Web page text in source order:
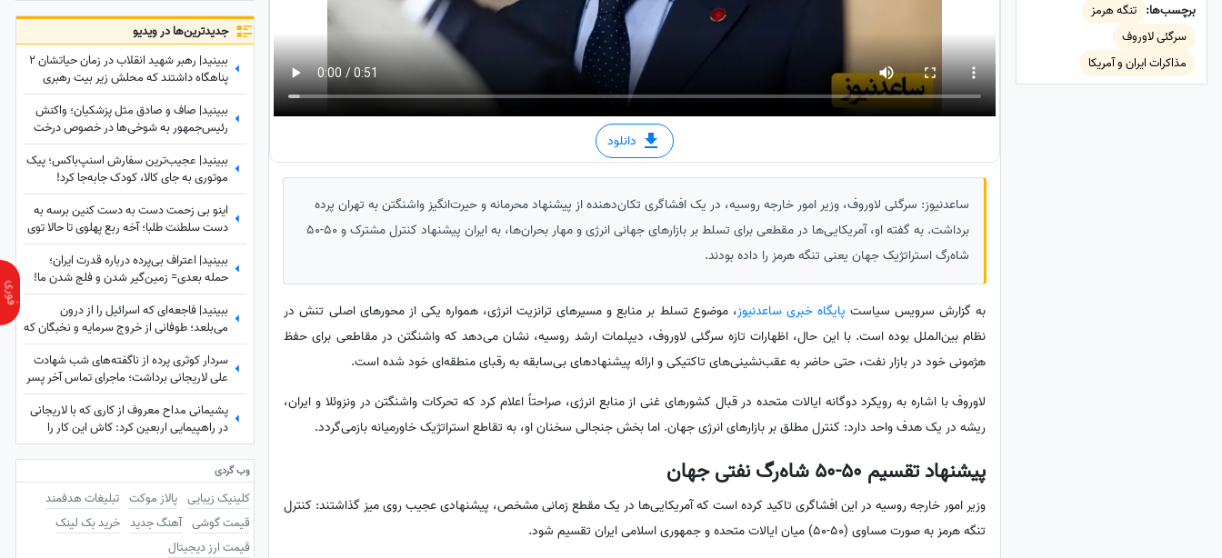
دانلود
ساعدنیوز: سرگئی لاوروف، وزیر امور خارجه روسیه، در یک افشاگری تکان‌دهنده از پیشنهاد محرمانه و حیرت‌انگیز واشنگتن به تهران پرده
برداشت. به گفته او، آمریکایی‌ها در مقطعی برای تسلط بر بازارهای جهانی انرژی و مهار بحران‌ها، به ایران پیشنهاد کنترل مشترک و 50-50
شاه‌رگ استراتژیک جهان یعنی تنگه هرمز را داده بودند.
به گزارش سرویس سیاست پایگاه خبری ساعدنیوز،‌ موضوع تسلط بر منابع و مسیرهای ترانزیت انرژی، همواره یکی از محورهای اصلی تنش در
نظام بین‌الملل بوده است. با این حال، اظهارات تازه سرگئی لاوروف، دیپلمات ارشد روسیه، نشان می‌دهد که واشنگتن در مقاطعی برای حفظ
هژمونی خود در بازار نفت، حتی حاضر به عقب‌نشینی‌های تاکتیکی و ارائه پیشنهادهای بی‌سابقه به رقبای منطقه‌ای خود شده است.
لاوروف با اشاره به رویکرد دوگانه ایالات متحده در قبال کشورهای غنی از منابع انرژی، صراحتاً اعلام کرد که تحرکات واشنگتن در ونزوئلا و ایران،
ریشه در یک هدف واحد دارد: کنترل مطلق بر بازارهای انرژی جهان. اما بخش جنجالی سخنان او، به تقاطع استراتژیک خاورمیانه بازمی‌گردد.
پیشنهاد تقسیم 50-50 شاه‌رگ نفتی جهان
وزیر امور خارجه روسیه در این افشاگری تاکید کرده است که آمریکایی‌ها در یک مقطع زمانی مشخص، پیشنهادی عجیب روی میز گذاشتند: کنترل
تنگه هرمز به صورت مساوی (50-50) میان ایالات متحده و جمهوری اسلامی ایران تقسیم شود.
انقلاب همه را در این موکب
متوقف کرد
جدید‌ترین‌ها در ویدیو
ببینید| رهبر شهید انقلاب در زمان حیاتشان 2
پناهگاه داشتند که محلش زیر بیت رهبری
نبود، یکی از آنها در ...
ببینید| صاف و صادق مثل پزشکیان؛ واکنش
رئیس‌جمهور به شوخی‌ها در خصوص درخت
کاشتنش در پاکستان: من اهل فیلم بازی
کردن...
ببینید| عجیب‌ترین سفارش اسنپ‌باکس؛ پیک
موتوری به جای کالا، کودک جابه‌جا کرد!
اینو بی زحمت دست به دست کنین برسه به
دست سلطنت طلبا؛ آخه ربع پهلوی تا حالا توی
دعوای محله‌ای هم شرکت نکرده که آرزوی این
چنینی براش دارید!+ویدیو
ببینید| اعتراف بی‌پرده درباره قدرت ایران؛
حمله بعدی= زمین‌گیر شدن و فلج شدن ما!
ببینید| فاجعه‌ای که اسرائیل را از درون
می‌بلعد؛ طوفانی از خروج سرمایه و نخبگان که
نتانیاهو را به خاک سیاه نشاند!
سردار کوثری پرده از ناگفته‌های شب شهادت
علی لاریجانی برداشت؛ ماجرای تماس آخر پسر
شهید لاریجانی چه بود؟
پشیمانی مداح معروف از کاری که با لاریجانی
در راهپیمایی اربعین کرد: کاش این کار را
نمی‌کردم
وب گردی
کلینیک زیبایی پالاز موکت تبلیغات هدفمند
قیمت گوشی آهنگ جدید خرید بک لینک
قیمت ارز دیجیتال
برچسب‌ها: تنگه هرمز
سرگئی لاوروف
مذاکرات ایران و آمریکا